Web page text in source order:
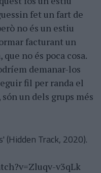
fet un fart de
no és un estiu
facturant un
no és poca cosa.
demanar-los
fil per randa el
un dels grups més
(Hidden Track, 2020).
v3qLk